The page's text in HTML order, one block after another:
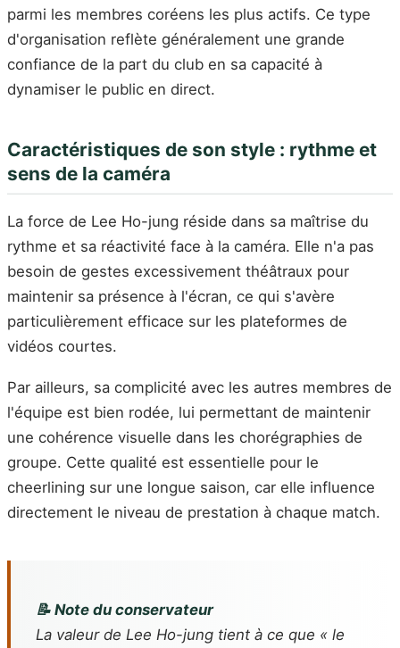
parmi les membres coréens les plus actifs. Ce type
d'organisation reflète généralement une grande
confiance de la part du club en sa capacité à
dynamiser le public en direct.
Caractéristiques de son style : rythme et
sens de la caméra
La force de Lee Ho-jung réside dans sa maîtrise du
rythme et sa réactivité face à la caméra. Elle n'a pas
besoin de gestes excessivement théâtraux pour
maintenir sa présence à l'écran, ce qui s'avère
particulièrement efficace sur les plateformes de
vidéos courtes.
Par ailleurs, sa complicité avec les autres membres de
l'équipe est bien rodée, lui permettant de maintenir
une cohérence visuelle dans les chorégraphies de
groupe. Cette qualité est essentielle pour le
cheerlining sur une longue saison, car elle influence
directement le niveau de prestation à chaque match.
📝 Note du conservateur
La valeur de Lee Ho-jung tient à ce que « le